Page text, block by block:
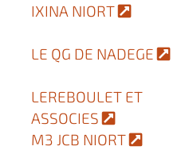
IXINA NIORT
LE QG DE NADEGE
LEREBOULET ET
ASSOCIES
M3 JCB NIORT